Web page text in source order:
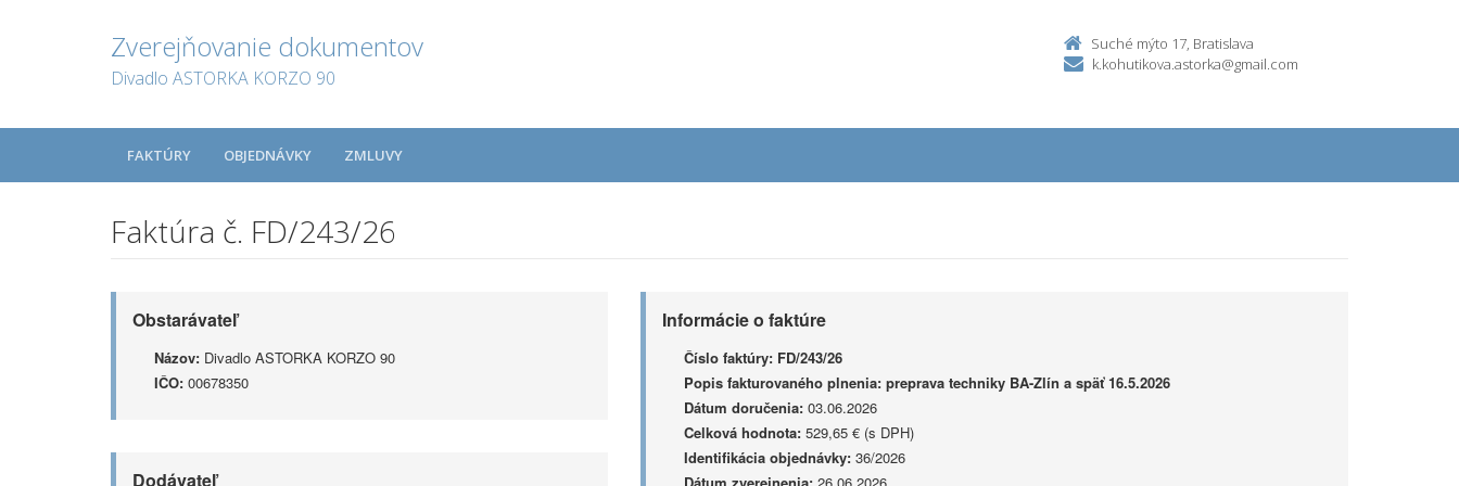
Zverejňovanie dokumentov
Divadlo ASTORKA KORZO 90
Suché mýto 17, Bratislava
k.kohutikova.astorka@gmail.com
FAKTÚRY OBJEDNÁVKY ZMLUVY
Faktúra č. FD/243/26
Obstarávateľ
Názov: Divadlo ASTORKA KORZO 90
IČO: 00678350
Dodávateľ
Informácie o faktúre
Číslo faktúry: FD/243/26
Popis fakturovaného plnenia: preprava techniky BA-Zlín a späť 16.5.2026
Dátum doručenia:03.06.2026
Celková hodnota:529,65 € (s DPH)
Identifikácia objednávky:36/2026